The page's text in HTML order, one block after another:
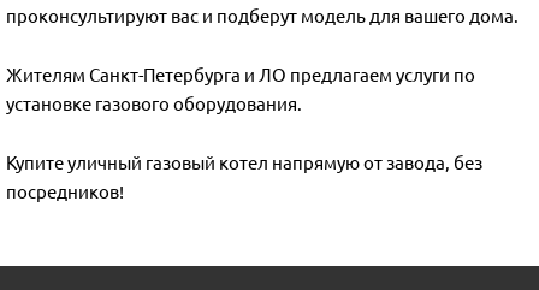
проконсультируют вас и подберут модель для вашего дома.
Жителям Санкт-Петербурга и ЛО предлагаем услуги по
установке газового оборудования.
Купите уличный газовый котел напрямую от завода, без
посредников!